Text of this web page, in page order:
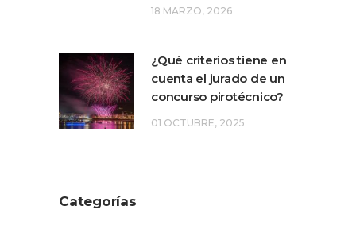
18 MARZO, 2026
¿Qué criterios tiene en
cuenta el jurado de un
concurso pirotécnico?
01 OCTUBRE, 2025
Categorías